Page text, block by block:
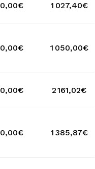
0,00€ 1 027,40€
0,00€ 1 050,00€
0,00€ 2 161,02€
0,00€ 1 385,87€